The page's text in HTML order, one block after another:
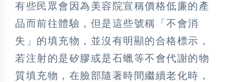
有些民眾會因為美容院宣稱價格低廉的產
品而前往體驗，但是這些號稱「不會消
失」的填充物，並沒有明顯的合格標示，
若注射的是矽膠或是石蠟等不會代謝的物
質填充物，在臉部隨著時間繼續老化時，